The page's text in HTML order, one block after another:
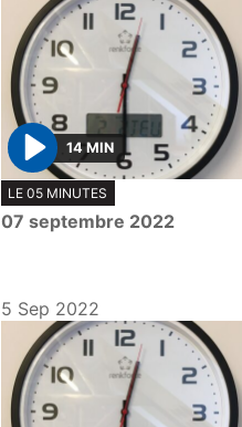
P
l
a
14 MIN
LE 05 MINUTES
07 septembre 2022
5 Sep 2022